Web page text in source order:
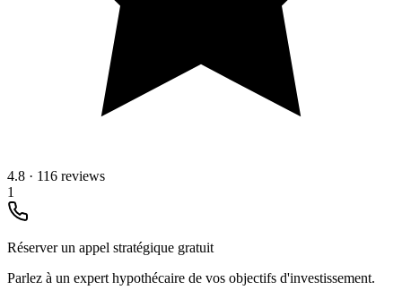
4.8 · 116 reviews
1
Réserver un appel stratégique gratuit
Parlez à un expert hypothécaire de vos objectifs d'investissement.